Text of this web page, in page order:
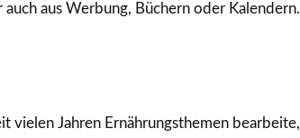
aus Werbung, Büchern oder Kalendern.
vielen Jahren Ernährungsthemen bearbeite,